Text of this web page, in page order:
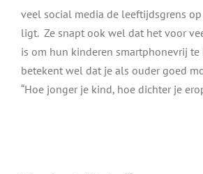
veel social media de leeftijdsgrens
ligt. Ze snapt ook wel dat het voor
is om hun kinderen smartphonevrij te
betekent wel dat je als ouder goed
“Hoe jonger je kind, hoe dichter je